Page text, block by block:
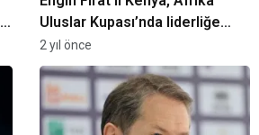
Uluslar Kupası’nda liderliğe
yükseldi
2 yıl önce